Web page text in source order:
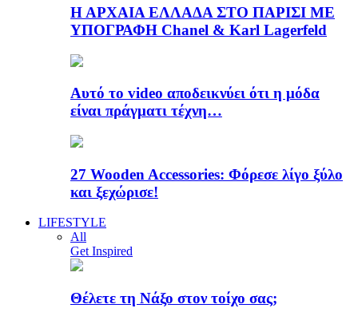
Η ΑΡΧΑΙΑ ΕΛΛΑΔΑ ΣΤΟ ΠΑΡΙΣΙ ΜΕ
ΥΠΟΓΡΑΦΗ Chanel & Karl Lagerfeld
Αυτό το video αποδεικνύει ότι η μόδα
είναι πράγματι τέχνη…
27 Wooden Accessories: Φόρεσε λίγο ξύλο
και ξεχώρισε!
LIFESTYLE
All
Get Inspired
Θέλετε τη Νάξο στον τοίχο σας;